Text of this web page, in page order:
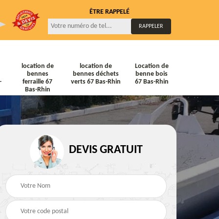
ÊTRE RAPPELÉ
location de
bennes
ferraille 67
Bas-Rhin
location de
bennes déchets
verts 67 Bas-Rhin
Location de
benne bois
67 Bas-Rhin
Location de bennes à
gravats 67 Bas-Rhin
Location de bennes
Tout venant 67 Bas-
DEVIS GRATUIT